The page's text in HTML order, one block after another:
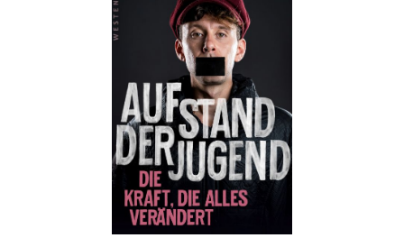
Details
Buch: 22,00 €
eBook: 17,99 €